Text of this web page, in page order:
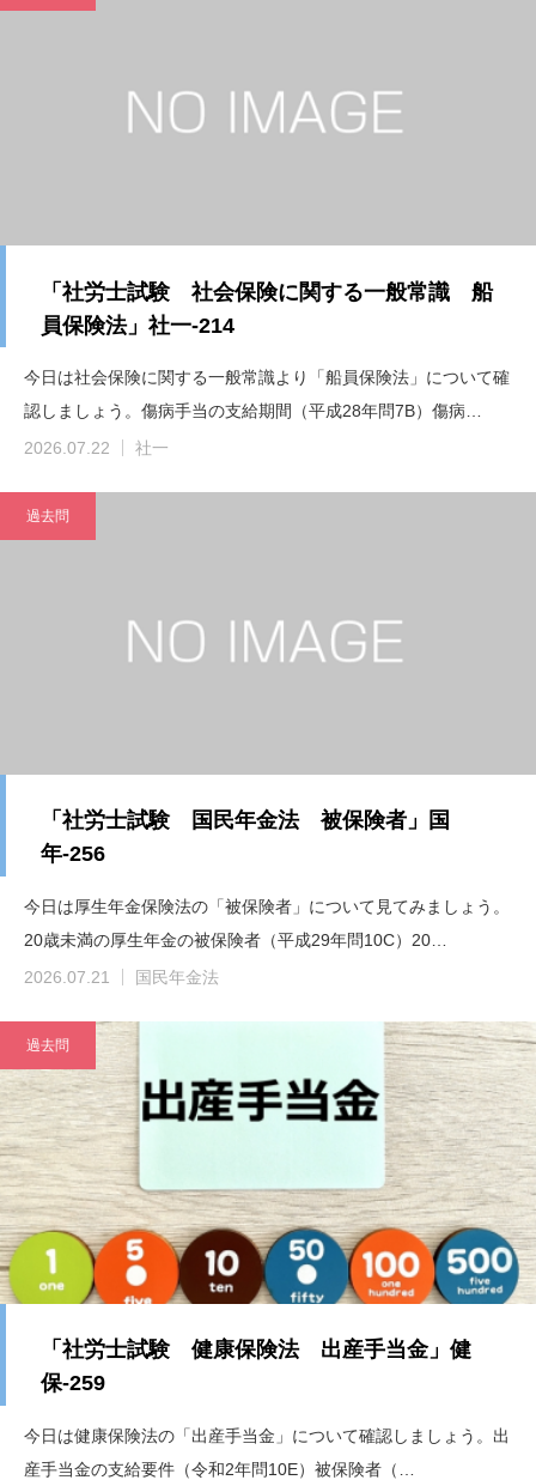
「社労士試験 社会保険に関する一般常識 船
員保険法」社一-214
今日は社会保険に関する一般常識より「船員保険法」について確
認しましょう。傷病手当の支給期間（平成28年問7B）傷病…
2026.07.22
社一
過去問
「社労士試験 国民年金法 被保険者」国
年-256
今日は厚生年金保険法の「被保険者」について見てみましょう。
20歳未満の厚生年金の被保険者（平成29年問10C）20…
2026.07.21
国民年金法
過去問
「社労士試験 健康保険法 出産手当金」健
保-259
今日は健康保険法の「出産手当金」について確認しましょう。出
産手当金の支給要件（令和2年問10E）被保険者（…